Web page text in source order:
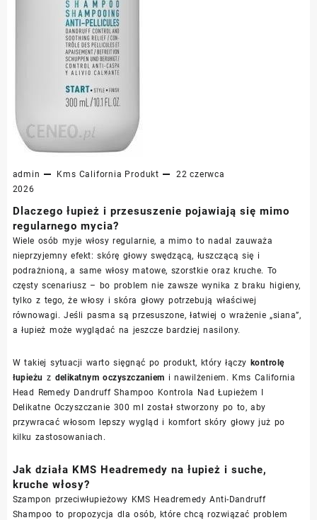
admin Kms California Produkt
22 czerwca
2026
Dlaczego łupież i przesuszenie pojawiają się mimo
regularnego mycia?
Wiele osób myje włosy regularnie, a mimo to nadal zauważa
nieprzyjemny efekt: skórę głowy swędzącą, łuszczącą się i
podrażnioną, a same włosy matowe, szorstkie oraz kruche. To
częsty scenariusz – bo problem nie zawsze wynika z braku higieny,
tylko z tego, że włosy i skóra głowy potrzebują właściwej
równowagi. Jeśli pasma są przesuszone, łatwiej o wrażenie „siana”,
a łupież może wyglądać na jeszcze bardziej nasilony.
W takiej sytuacji warto sięgnąć po produkt, który łączy kontrolę
łupieżu z delikatnym oczyszczaniem i nawilżeniem. Kms California
Head Remedy Dandruff Shampoo Kontrola Nad Łupieżem I
Delikatne Oczyszczanie 300 ml został stworzony po to, aby
przywracać włosom lepszy wygląd i komfort skóry głowy już po
kilku zastosowaniach.
Jak działa KMS Headremedy na łupież i suche,
kruche włosy?
Szampon przeciwłupieżowy KMS Headremedy Anti-Dandruff
Shampoo to propozycja dla osób, które chcą rozwiązać problem